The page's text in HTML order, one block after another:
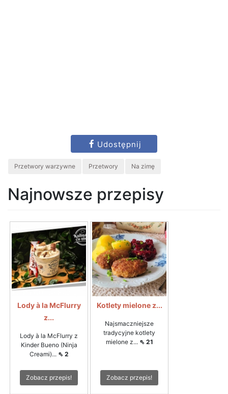
Udostępnij
Przetwory warzywne Przetwory Na zimę
Najnowsze przepisy
Lody à la McFlurry
z...
Lody à la McFlurry z
Kinder Bueno (Ninja
Creami)... ⇖ 2
Zobacz przepis!
Kotlety mielone z...
Najsmaczniejsze
tradycyjne kotlety
mielone z... ⇖ 21
Zobacz przepis!